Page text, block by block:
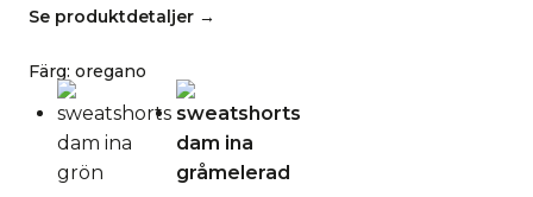
Se produktdetaljer →
Färg: oregano